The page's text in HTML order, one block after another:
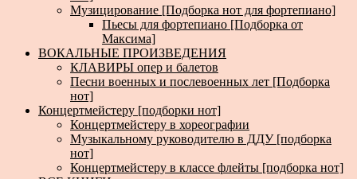
Музицирование [Подборка нот для фортепиано]
Пьесы для фортепиано [Подборка от
Максима]
ВОКАЛЬНЫЕ ПРОИЗВЕДЕНИЯ
КЛАВИРЫ опер и балетов
Песни военных и послевоенных лет [Подборка
нот]
Концертмейстеру [подборки нот]
Концертмейстеру в хореографии
Музыкальному руководителю в ДДУ [подборка
нот]
Концертмейстеру в классе флейты [подборка нот]